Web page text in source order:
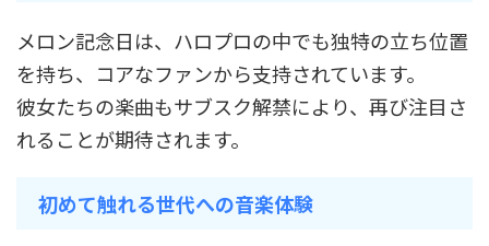
メロン記念日は、ハロプロの中でも独特の立ち位置
を持ち、コアなファンから支持されています。
彼女たちの楽曲もサブスク解禁により、再び注目さ
れることが期待されます。
初めて触れる世代への音楽体験